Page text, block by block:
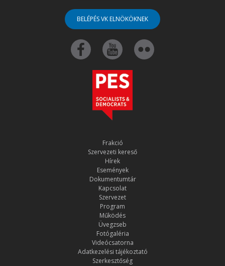
BELÉPÉS VK ELNÖKÖKNEK
Frakció
Szervezeti kereső
Hírek
Események
Dokumentumtár
Kapcsolat
Szervezet
Program
Működés
Üvegzseb
Fotógaléria
Videócsatorna
Adatkezelési tájékoztató
Szerkesztőség